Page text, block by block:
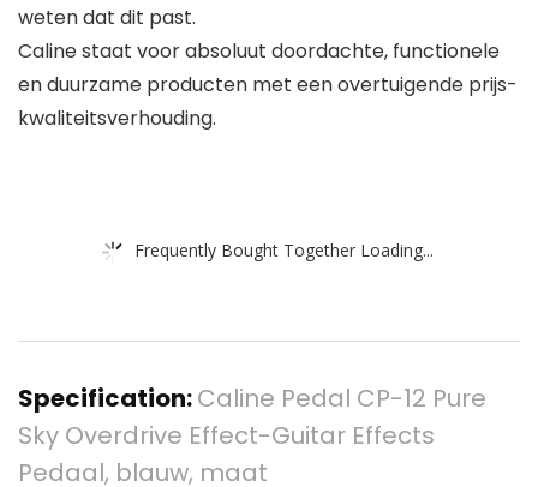
weten dat dit past.
Caline staat voor absoluut doordachte, functionele
en duurzame producten met een overtuigende prijs-
kwaliteitsverhouding.
Frequently Bought Together Loading...
Specification:Caline Pedal CP-12 Pure
Sky Overdrive Effect-Guitar Effects
Pedaal, blauw, maat